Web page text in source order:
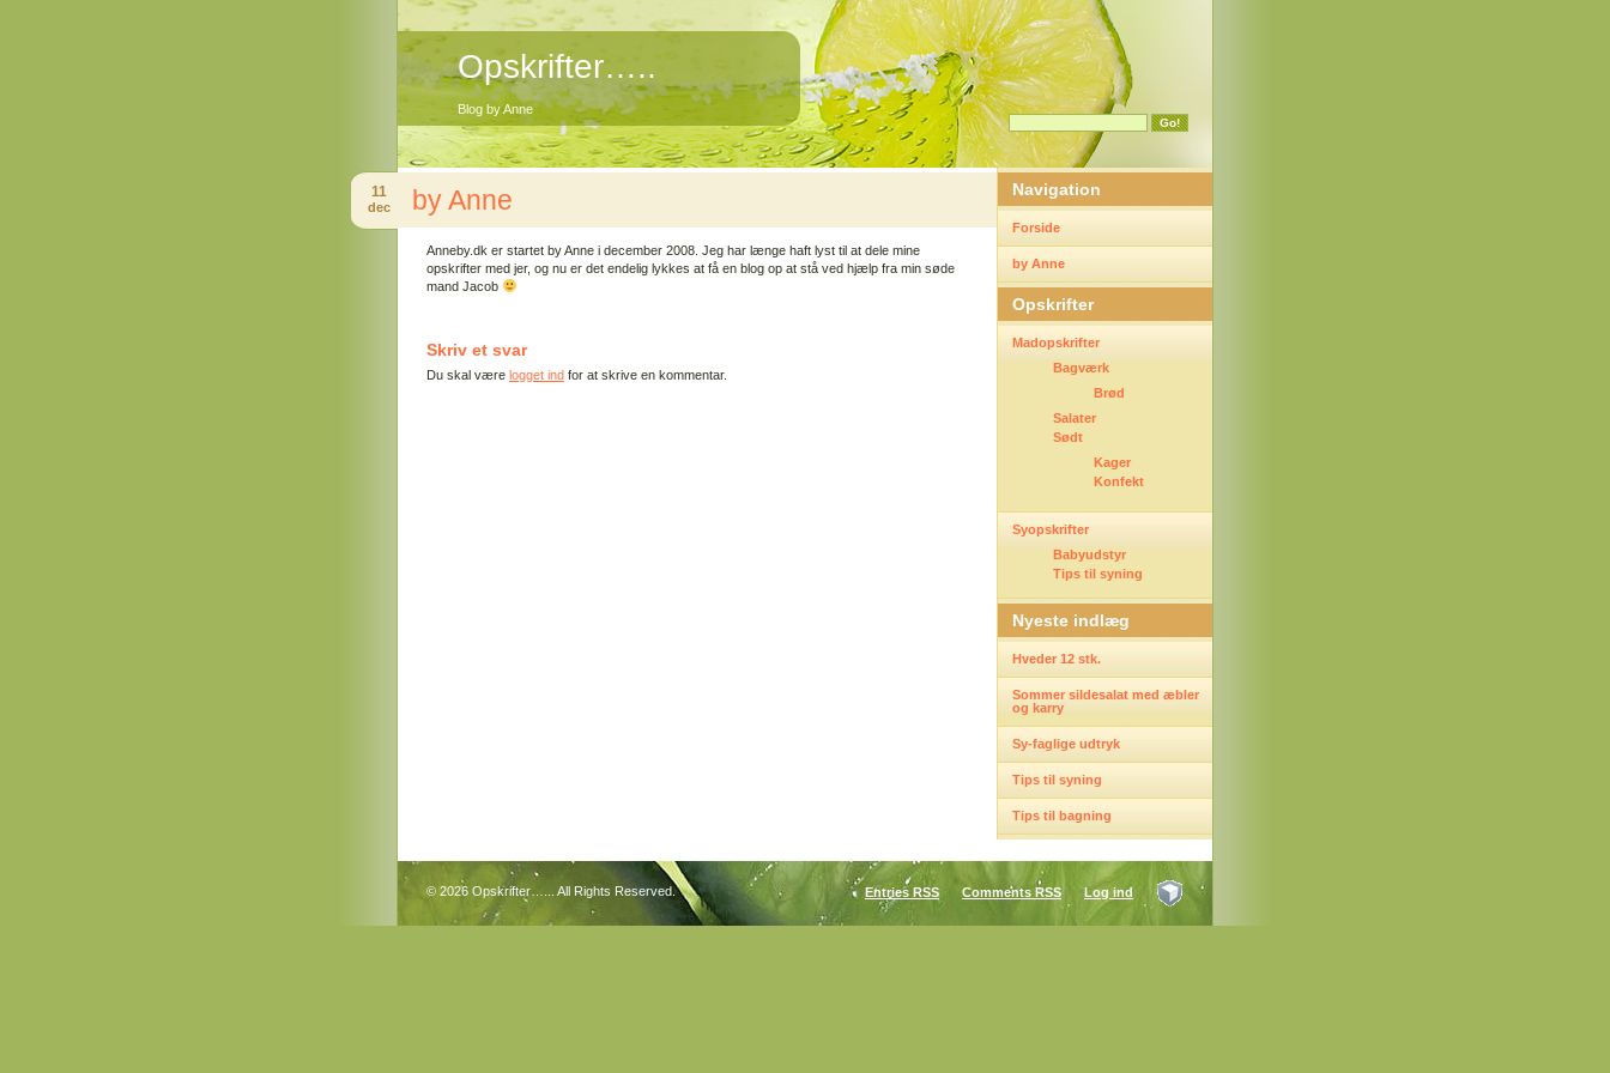
Opskrifter…..
Blog by Anne
11
dec by Anne
Anneby.dk er startet by Anne i december 2008. Jeg har længe haft lyst til at dele mine
opskrifter med jer, og nu er det endelig lykkes at få en blog op at stå ved hjælp fra min søde
mand Jacob
Skriv et svar
Du skal være logget ind for at skrive en kommentar.
Navigation
Forside
by Anne
Opskrifter
Madopskrifter
Bagværk
Brød
Salater
Sødt
Kager
Konfekt
Syopskrifter
Babyudstyr
Tips til syning
Nyeste indlæg
Hveder 12 stk.
Sommer sildesalat med æbler
og karry
Sy-faglige udtryk
Tips til syning
Tips til bagning
© 2026 Opskrifter…... All Rights Reserved. Entries RSS CommentsRSS Log ind